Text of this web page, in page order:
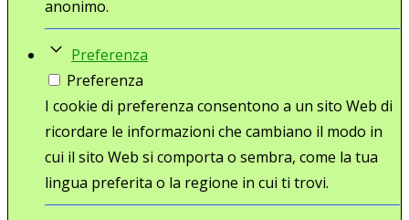
anonimo.
Preferenza
Preferenza
I cookie di preferenza consentono a un sito Web di
ricordare le informazioni che cambiano il modo in
cui il sito Web si comporta o sembra, come la tua
lingua preferita o la regione in cui ti trovi.